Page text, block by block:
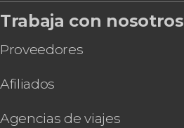
Trabaja con nosotros
Proveedores
Afiliados
Agencias de viajes